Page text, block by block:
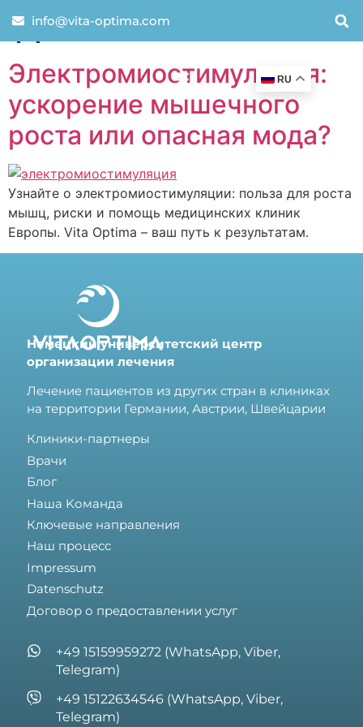
info@vita-optima.com
RU
День:29.11.2024
Электромиостимуляция:
ускорение мышечного
роста или опасная мода?
Узнайте о электромиостимуляции: польза для роста
мышц, риски и помощь медицинских клиник
Европы. Vita Optima – ваш путь к результатам.
Немецкий университетский центр
организации лечения
Лечение пациентов из других стран в клиниках
на территории Германии, Австрии, Швейцарии
Клиники-партнеры
Врачи
Блог
Hаша Kоманда
Ключевые направления
Наш процесс
Impressum
Datenschutz
Договор о предоставлении услуг
+49 15159959272 (WhatsApp, Viber,
Telegram)
+49 15122634546 (WhatsApp, Viber,
Telegram)